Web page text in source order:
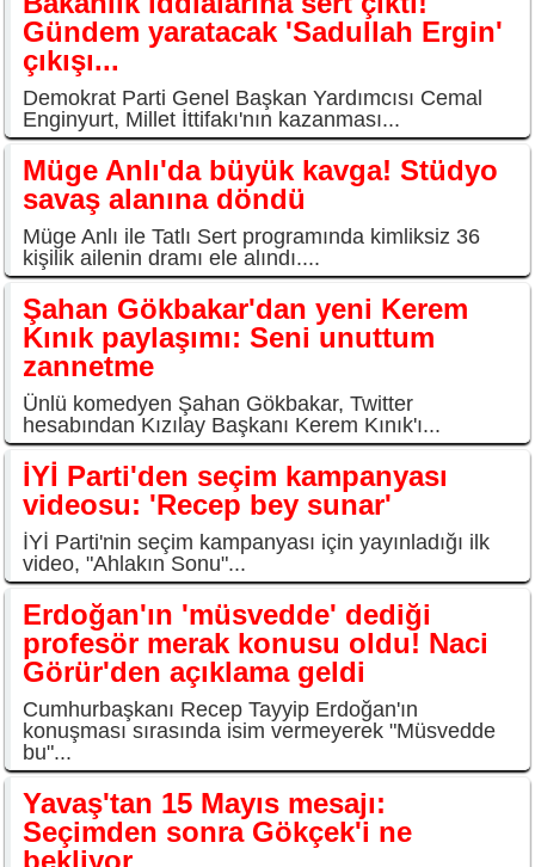
Gündem yaratacak 'Sadullah Ergin'
çıkışı...
Demokrat Parti Genel Başkan Yardımcısı Cemal
Enginyurt, Millet İttifakı'nın kazanması...
Müge Anlı'da büyük kavga! Stüdyo
savaş alanına döndü
Müge Anlı ile Tatlı Sert programında kimliksiz 36
kişilik ailenin dramı ele alındı....
Şahan Gökbakar'dan yeni Kerem
Kınık paylaşımı: Seni unuttum
zannetme
Ünlü komedyen Şahan Gökbakar, Twitter
hesabından Kızılay Başkanı Kerem Kınık'ı...
İYİ Parti'den seçim kampanyası
videosu: 'Recep bey sunar'
İYİ Parti'nin seçim kampanyası için yayınladığı ilk
video, "Ahlakın Sonu"...
Erdoğan'ın 'müsvedde' dediği
profesör merak konusu oldu! Naci
Görür'den açıklama geldi
Cumhurbaşkanı Recep Tayyip Erdoğan'ın
konuşması sırasında isim vermeyerek "Müsvedde
bu"...
Yavaş'tan 15 Mayıs mesajı:
Seçimden sonra Gökçek'i ne
bekliyor